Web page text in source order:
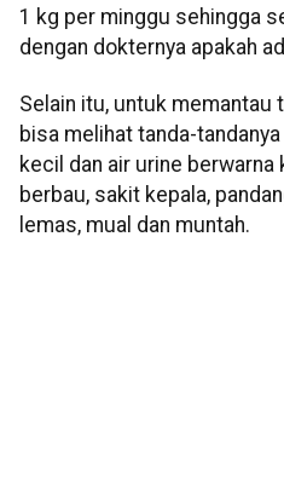
1 kg per minggu sehingga
dengan dokternya apakah
Selain itu, untuk memantau
bisa melihat tanda-
kecil dan air urine
berbau, sakit kepala,
lemas, mual dan muntah.